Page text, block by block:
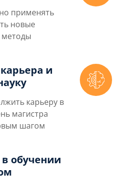
применять
новые
и
карьеру в
магистра
шагом
обучении